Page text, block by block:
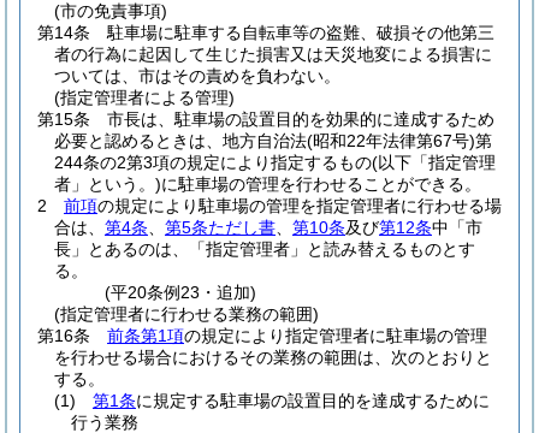
(市の免責事項)
第14条
駐車場に駐車する自転車等の盗難、破損その他第三
者の行為に起因して生じた損害又は天災地変による損害に
ついては、市はその責めを負わない。
(指定管理者による管理)
第15条
市長は、駐車場の設置目的を効果的に達成するため
必要と認めるときは、地方自治法(昭和22年法律第67号)第
244条の2第3項の規定により指定するもの(以下「指定管理
者」という。)に駐車場の管理を行わせることができる。
2
前項の規定により駐車場の管理を指定管理者に行わせる場
合は、 第4条 第5条ただし書 第10条及び第12条中「市
長」とあるのは、「指定管理者」と読み替えるものとす
る。
(平20条例23・追加)
(指定管理者に行わせる業務の範囲)
第16条
前条第1項の規定により指定管理者に駐車場の管理
を行わせる場合におけるその業務の範囲は、次のとおりと
する。
(1)
第1条に規定する駐車場の設置目的を達成するために
行う業務